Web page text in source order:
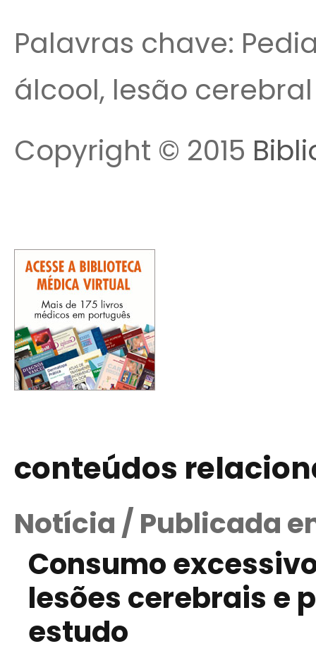
Palavras chave:
álcool, lesão
Copyright © 2015
conteúdos
Notícia / Publicada
Consumo
lesões cerebrais e
estudo